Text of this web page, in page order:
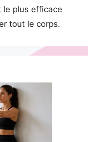
le plus efficace
tout le corps.